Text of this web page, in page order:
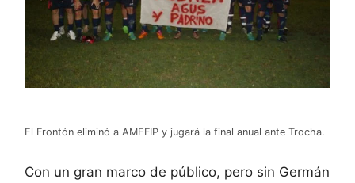
El Frontón eliminó a AMEFIP y jugará la final anual ante Trocha.
Con un gran marco de público, pero sin Germán